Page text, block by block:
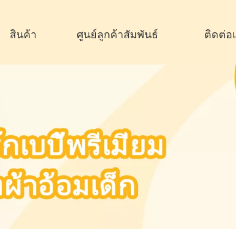
สินค้า ศูนย์ลูกค้าสัมพันธ์ ติดต่อ